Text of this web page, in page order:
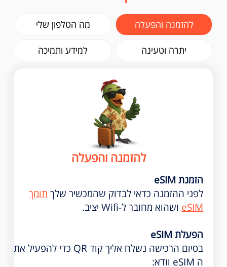
להזמנה והפעלה מה הטלפון שלי
יתרה וטעינה למידע ותמיכה
להזמנה והפעלה
הזמנת eSIM
לפני ההזמנה כדאי לבדוק שהמכשיר שלך תומך
eSIM ושהוא מחובר ל-Wifi יציב.
הפעלת eSIM
בסיום הרכישה נשלח אליך קוד QR כדי להפעיל את
ה eSIM וודא: